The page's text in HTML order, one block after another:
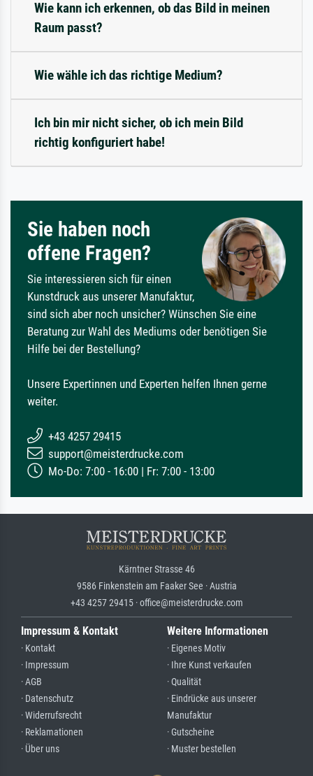
Wie kann ich erkennen, ob das Bild in meinen
Raum passt?
Wie wähle ich das richtige Medium?
Ich bin mir nicht sicher, ob ich mein Bild
richtig konfiguriert habe!
Sie haben noch
offene Fragen?
Sie interessieren sich für einen
Kunstdruck aus unserer Manufaktur,
sind sich aber noch unsicher? Wünschen Sie eine
Beratung zur Wahl des Mediums oder benötigen Sie
Hilfe bei der Bestellung?
Unsere Expertinnen und Experten helfen Ihnen gerne
weiter.
+43 4257 29415
support@meisterdrucke.com
Mo-Do: 7:00 - 16:00 | Fr: 7:00 - 13:00
Kärntner Strasse 46
9586 Finkenstein am Faaker See · Austria
+43 4257 29415 · office@meisterdrucke.com
Impressum & Kontakt
· Kontakt
· Impressum
· AGB
· Datenschutz
· Widerrufsrecht
· Reklamationen
· Über uns
Weitere Informationen
· Eigenes Motiv
· Ihre Kunst verkaufen
· Qualität
· Eindrücke aus unserer
Manufaktur
· Gutscheine
· Muster bestellen